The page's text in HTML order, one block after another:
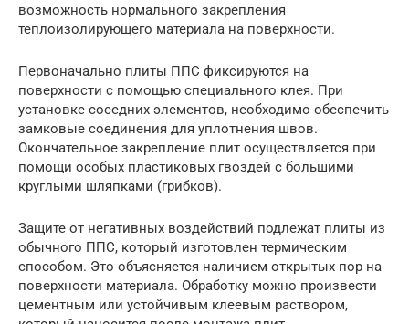
возможность нормального закрепления
теплоизолирующего материала на поверхности.
Первоначально плиты ППС фиксируются на
поверхности с помощью специального клея. При
установке соседних элементов, необходимо обеспечить
замковые соединения для уплотнения швов.
Окончательное закрепление плит осуществляется при
помощи особых пластиковых гвоздей с большими
круглыми шляпками (грибков).
Защите от негативных воздействий подлежат плиты из
обычного ППС, который изготовлен термическим
способом. Это объясняется наличием открытых пор на
поверхности материала. Обработку можно произвести
цементным или устойчивым клеевым раствором,